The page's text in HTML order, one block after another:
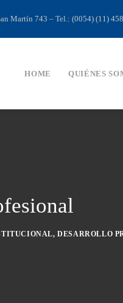
Martín 743 – Tel.: (0054) (11)
HOME QUIÉNES
,DESARROLLO